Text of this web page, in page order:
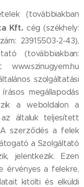
(továbbiakban
Kft. cég (székhely:
23915503-2-43),
(továbbiakban:
szolgáltatási
megállapodás
a weboldalon a
általuk teljesített
szerződés a felek
a Szolgáltató
jelentkezik. Ezen
érvényes a felekre,
kitölti és elküldi